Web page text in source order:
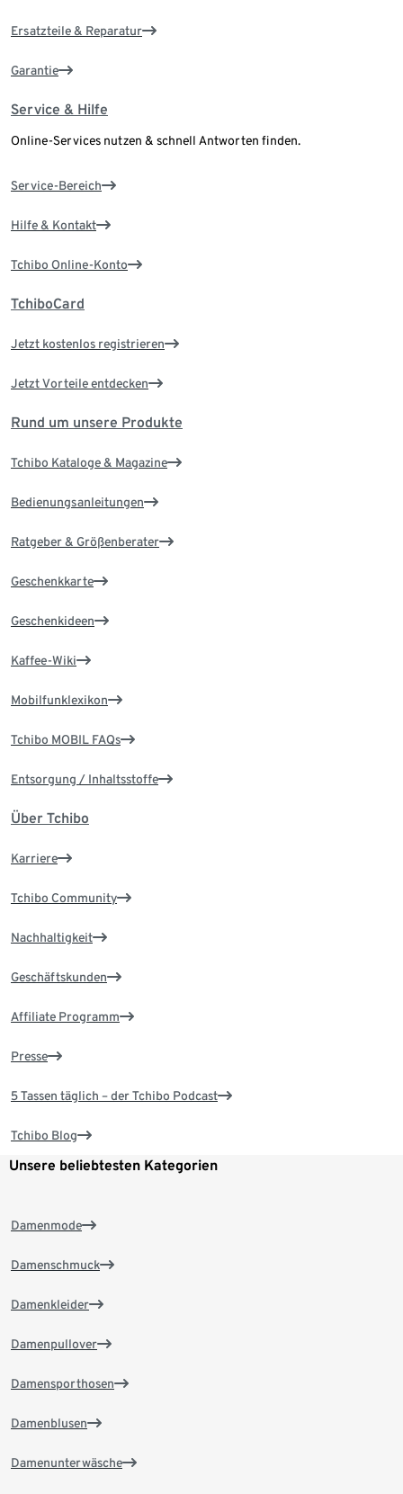
Ersatzteile & Reparatur
Garantie
Service & Hilfe
Online-Services nutzen & schnell Antworten finden.
Service-Bereich
Hilfe & Kontakt
Tchibo Online-Konto
TchiboCard
Jetzt kostenlos registrieren
Jetzt Vorteile entdecken
Rund um unsere Produkte
Tchibo Kataloge & Magazine
Bedienungsanleitungen
Ratgeber & Größenberater
Geschenkkarte
Geschenkideen
Kaffee-Wiki
Mobilfunklexikon
Tchibo MOBIL FAQs
Entsorgung / Inhaltsstoffe
Über Tchibo
Karriere
Tchibo Community
Nachhaltigkeit
Geschäftskunden
Affiliate Programm
Presse
5 Tassen täglich – der Tchibo Podcast
Tchibo Blog
Unsere beliebtesten Kategorien
Damenmode
Damenschmuck
Damenkleider
Damenpullover
Damensporthosen
Damenblusen
Damenunterwäsche